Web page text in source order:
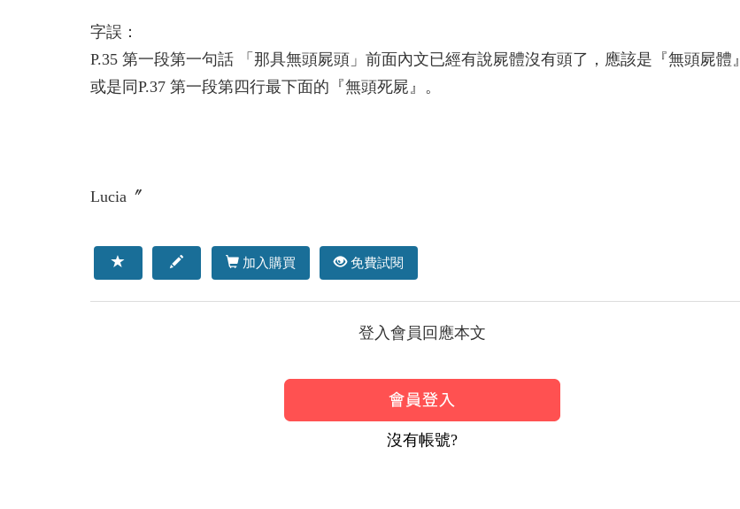
字誤：
P.35 第一段第一句話 「那具無頭屍頭」前面內文已經有說屍體沒有頭了，應該是『無頭屍體』
或是同P.37 第一段第四行最下面的『無頭死屍』。
Lucia〞
加入購買 免費試閱
登入會員回應本文
沒有帳號?